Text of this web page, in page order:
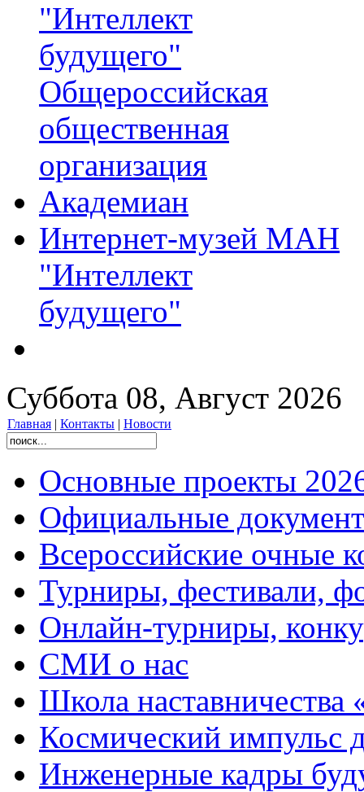
"Интеллект
будущего"
Общероссийская
общественная
организация
Академиан
Интернет-музей МАН
"Интеллект
будущего"
Суббота 08, Август 2026
Главная | Контакты | Новости
Основные проекты
Официальные
Всероссийские очные
Турниры, фестивали,
Онлайн-турниры,
СМИ о нас
Школа
Космический импульс
Инженерные кадры